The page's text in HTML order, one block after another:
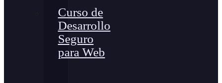
Curso de
Desarrollo
Seguro
para Web